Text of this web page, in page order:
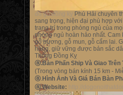
đồ gỗ đồng kỵ
Phú Hải chuyên
sang trọng, hiện đại phù hợp
trang trí trong phòng ngủ của
phòng ngủ hoàn hảo nhất.
gỗ hương, gỗ mun, gỗ cẩm lai.
hàng, giữ vững được bản sắc
Thống Đồng Kỵ
ⓐ.Bàn Phấn Ship Và Giao
(Trong vòng bán kính 15 km -
ⓐ.Hình Ảnh Và Giá Bán Bàn
ⓐ.Website: